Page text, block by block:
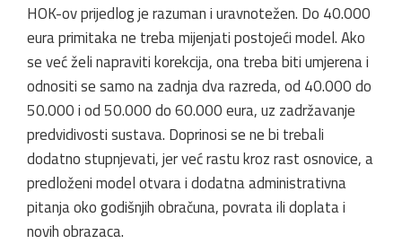
HOK-ov prijedlog je razuman i uravnotežen. Do 40.000
eura primitaka ne treba mijenjati postojeći model. Ako
se već želi napraviti korekcija, ona treba biti umjerena i
odnositi se samo na zadnja dva razreda, od 40.000 do
50.000 i od 50.000 do 60.000 eura, uz zadržavanje
predvidivosti sustava. Doprinosi se ne bi trebali
dodatno stupnjevati, jer već rastu kroz rast osnovice, a
predloženi model otvara i dodatna administrativna
pitanja oko godišnjih obračuna, povrata ili doplata i
novih obrazaca.